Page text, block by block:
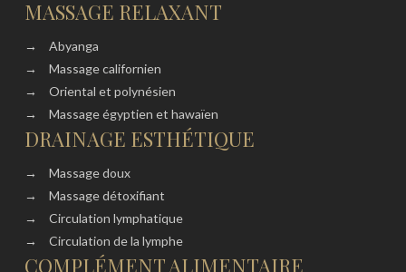
MASSAGE RELAXANT
→
Abyanga
→
Massage californien
→
Oriental et polynésien
→
Massage égyptien et hawaïen
DRAINAGE ESTHÉTIQUE
→
Massage doux
→
Massage détoxifiant
→
Circulation lymphatique
→
Circulation de la lymphe
COMPLÉMENT ALIMENTAIRE